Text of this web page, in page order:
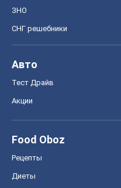
ЗНО
СНГ решебники
Авто
Тест Драйв
Акции
Food Oboz
Рецепты
Диеты